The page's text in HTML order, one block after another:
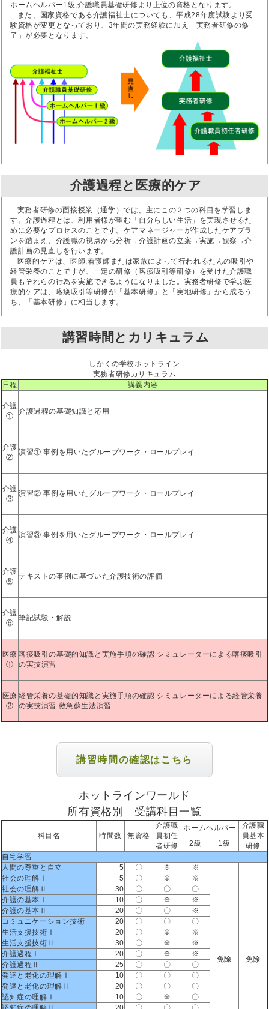
ホームヘルパー1級,介護職員基礎研修より上位の資格となります。
また、国家資格である介護福祉士についても、平成28年度試験より受
験資格が変更となっており、3年間の実務経験に加え「実務者研修の修
了」が必要となります。
介護過程と医療的ケア
実務者研修の面接授業（通学）では、主にこの２つの科目を学習しま
す。介護過程とは、利用者様が望む「自分らしい生活」を実現させるた
めに必要なプロセスのことです。ケアマネージャーが作成したケアプラ
ンを踏まえ、介護職の視点から分析→介護計画の立案→実施→観察→介
護計画の見直しを行います。
医療的ケアは、医師,看護師または家族によって行われるたんの吸引や
経管栄養のことですが、一定の研修（喀痰吸引等研修）を受けた介護職
員もそれらの行為を実施できるようになりました。実務者研修で学ぶ医
療的ケアは、喀痰吸引等研修が「基本研修」と「実地研修」から成るう
ち、「基本研修」に相当します。
講習時間とカリキュラム
しかくの学校ホットライン
実務者研修カリキュラム
日程
講義内容
介護
①
介護過程の基礎知識と応用
介護
②
演習① 事例を用いたグループワーク・ロールプレイ
介護
③
演習② 事例を用いたグループワーク・ロールプレイ
介護
④
演習③ 事例を用いたグループワーク・ロールプレイ
介護
⑤
テキストの事例に基づいた介護技術の評価
介護
⑥
筆記試験・解説
医療
①
喀痰吸引の基礎的知識と実施手順の確認 シミュレーターによる喀痰吸引
の実技演習
医療
②
経管栄養の基礎的知識と実施手順の確認 シミュレーターによる経管栄養
の実技演習 救急蘇生法演習
講習時間の確認はこちら
ホットラインワールド
所有資格別 受講科目一覧
科目名 時間数 無資格
介護職
員初任
者研修
ホームヘルパー
介護職
員基本
研修
2級
1級
自宅学習
人間の尊重と自立
5 〇 ※ ※
免除 免除
社会の理解Ⅰ 5 〇 ※
※
社会の理解Ⅱ
30 〇 〇
〇
介護の基本Ⅰ
10 〇 ※
※
介護の基本Ⅱ
20 〇 〇
※
コミュニケーション技術
20 〇 〇
〇
生活支援技術Ⅰ
20 〇 ※
※
生活支援技術Ⅱ
30 〇 ※
※
介護過程Ⅰ
20 〇 ※
※
介護過程Ⅱ
25 〇 〇
〇
発達と老化の理解Ⅰ
10 〇 〇
〇
発達と老化の理解Ⅱ
20 〇 〇
〇
認知症の理解Ⅰ
10 〇 ※
〇